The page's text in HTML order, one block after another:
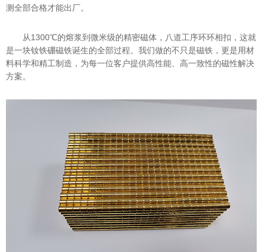
测全部合格才能出厂。
从1300℃的熔浆到微米级的精密磁体，八道工序环环相扣，这就
是一块钕铁硼磁铁诞生的全部过程。我们做的不只是磁铁，更是用材
料科学和精工制造，为每一位客户提供高性能、高一致性的磁性解决
方案。